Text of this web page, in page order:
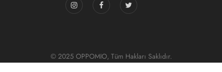
© 2025 OPPOMIO, Tüm Hakları Saklıdır.